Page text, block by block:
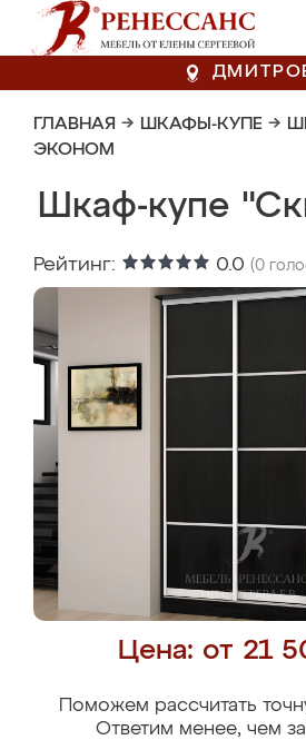
ГЛАВНАЯ → ШКАФЫ-КУПЕ →
ЭКОНОМ
Шкаф-купе
Рейтинг: 0.0 (0
Цена: от 21
Поможем рассчитать
Ответим менее, чем